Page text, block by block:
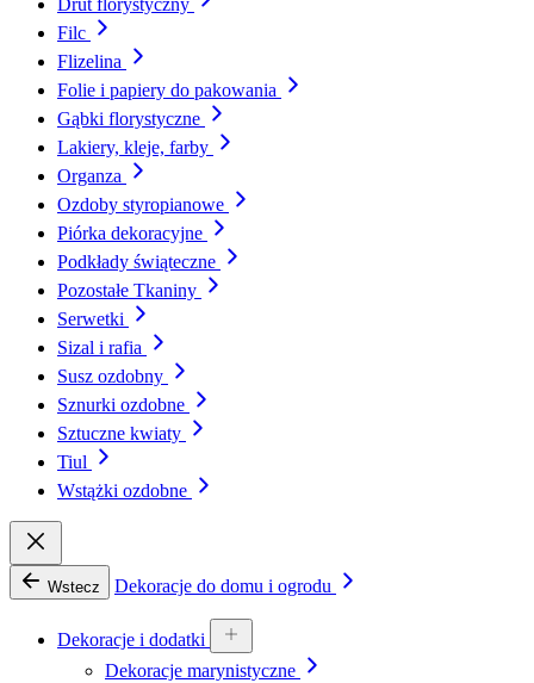
Drut florystyczny
Filc
Flizelina
Folie i papiery do pakowania
Gąbki florystyczne
Lakiery, kleje, farby
Organza
Ozdoby styropianowe
Piórka dekoracyjne
Podkłady świąteczne
Pozostałe Tkaniny
Serwetki
Sizal i rafia
Susz ozdobny
Sznurki ozdobne
Sztuczne kwiaty
Tiul
Wstążki ozdobne
Wstecz Dekoracje do domu i ogrodu
Dekoracje i dodatki
Dekoracje marynistyczne